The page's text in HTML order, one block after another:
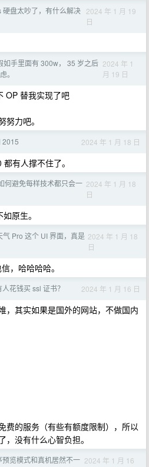
硬盘太吵了，有什么解决 2024 年 1 月 19
日
如手里面有 300w， 35 岁之后
。
2024 年 1
月 19 日
OP 替我实现了吧
力吧。
2015 2024 年 1 月 18 日
有人撑不住了。
何避免每样技术都只会一 2024 年 1 月 18
日
原生。
气 Pro 这个 UI 界面，真是 2024 年 1 月 18
日
，哈哈哈哈。
花钱买 ssl 证书？ 2024 年 1 月 16 日
，其实如果是国外的网站，不做国内
费的服务（有些有额度限制），所以
没有什么心智负担。
预览模式和真机居然不一 2024 年 1 月 16